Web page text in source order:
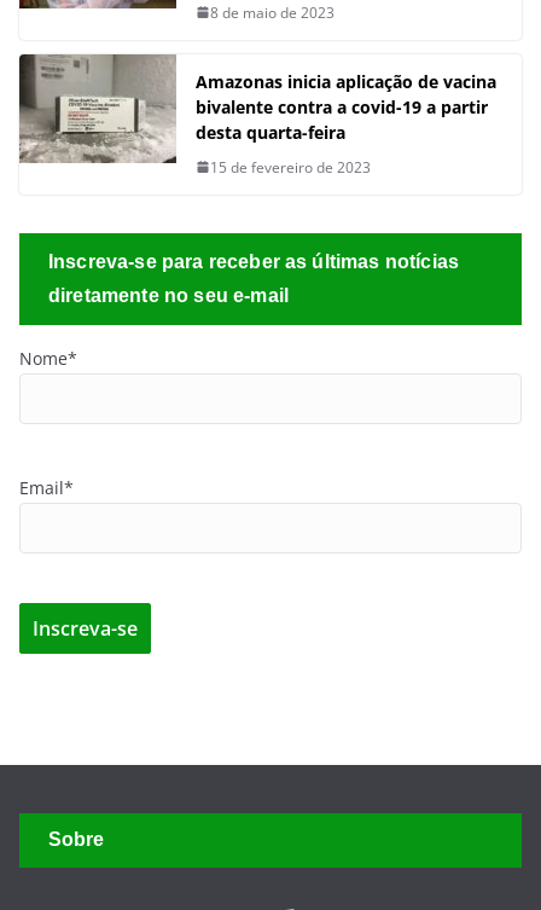
8 de maio de 2023
Amazonas inicia aplicação de vacina
bivalente contra a covid-19 a partir
desta quarta-feira
15 de fevereiro de 2023
Inscreva-se para receber as últimas notícias
diretamente no seu e-mail
Nome*
Email*
Sobre